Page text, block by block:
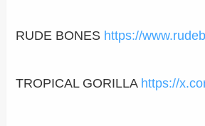
RUDE BONES https://
TROPICAL GORILLA https://